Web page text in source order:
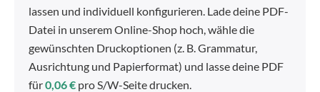
lassen und individuell konfigurieren. Lade deine PDF-
Datei in unserem Online-Shop hoch, wähle die
gewünschten Druckoptionen (z. B. Grammatur,
Ausrichtung und Papierformat) und lasse deine PDF
für0,06 € pro S/W-Seite drucken.